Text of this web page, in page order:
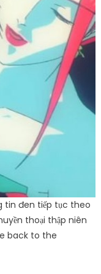
tin đen tiếp tục theo
thoại thập niên
back to the